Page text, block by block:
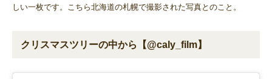
しい一枚です。こちら北海道の札幌で撮影された写真とのこと。
クリスマスツリーの中から【@caly_film】